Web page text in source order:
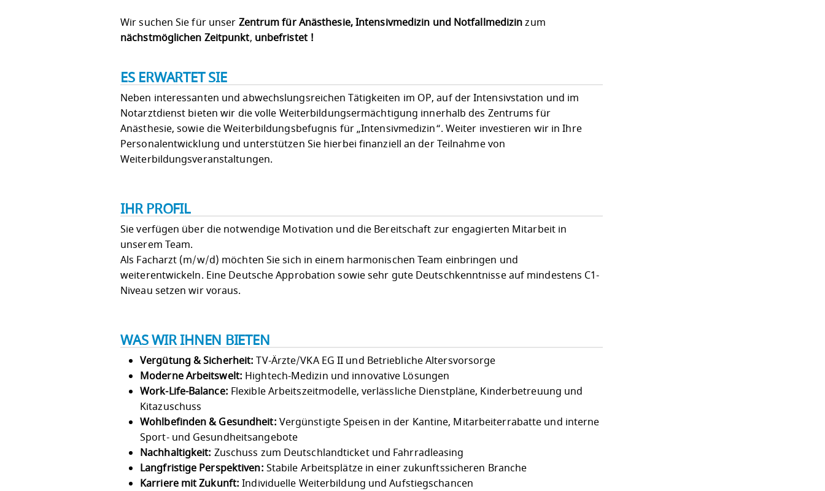
Wir suchen Sie für unser Zentrum für Anästhesie, Intensivmedizin und Notfallmedizinzum
nächstmöglichen Zeitpunkt, unbefristet !
ES ERWARTET SIE
Neben interessanten und abwechslungsreichen Tätigkeiten im OP, auf der Intensivstation und im
Notarztdienst bieten wir die volle Weiterbildungsermächtigung innerhalb des Zentrums für
Anästhesie, sowie die Weiterbildungsbefugnis für „Intensivmedizin“. Weiter investieren wir in Ihre
Personalentwicklung und unterstützen Sie hierbei finanziell an der Teilnahme von
Weiterbildungsveranstaltungen.
IHR PROFIL
Sie verfügen über die notwendige Motivation und die Bereitschaft zur engagierten Mitarbeit in
unserem Team.
Als Facharzt (m/w/d) möchten Sie sich in einem harmonischen Team einbringen und
weiterentwickeln. Eine Deutsche Approbation sowie sehr gute Deutschkenntnisse auf mindestens C1-
Niveau setzen wir voraus.
WAS WIR IHNEN BIETEN
Vergütung & Sicherheit: TV-Ärzte/VKA EG II und Betriebliche Altersvorsorge
Moderne Arbeitswelt: Hightech-Medizin und innovative Lösungen
Work-Life-Balance: Flexible Arbeitszeitmodelle, verlässliche Dienstpläne, Kinderbetreuung und
Kitazuschuss
Wohlbefinden & Gesundheit: Vergünstigte Speisen in der Kantine, Mitarbeiterrabatte und interne
Sport- und Gesundheitsangebote
Nachhaltigkeit: Zuschuss zum Deutschlandticket und Fahrradleasing
Langfristige Perspektiven: Stabile Arbeitsplätze in einer zukunftssicheren Branche
Karriere mit Zukunft: Individuelle Weiterbildung und Aufstiegschancen